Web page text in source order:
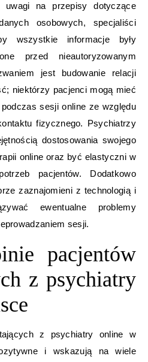
uwagi na przepisy dotyczące
osobowych, specjaliści
informacje były
przed nieautoryzowanym
jest budowanie relacji
niektórzy pacjenci mogą mieć
sesji online ze względu
fizycznego. Psychiatrzy
dostosowania swojego
online oraz być elastyczni w
pacjentów. Dodatkowo
zaznajomieni z technologią i
ewentualne problemy
sesji.
pacjentów
z psychiatry
z psychiatry online w
i wskazują na wiele